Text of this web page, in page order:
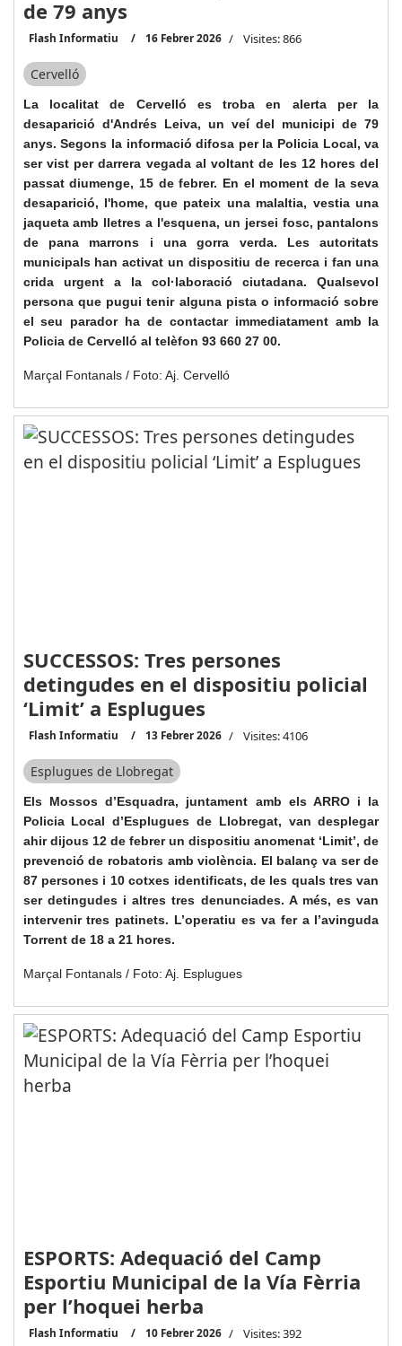
de 79 anys
Flash Informatiu 16 Febrer 2026 Visites: 866
Cervelló
La localitat de Cervelló es troba en alerta per la
desaparició d'Andrés Leiva, un veí del municipi de 79
anys. Segons la informació difosa per la Policia Local, va
ser vist per darrera vegada al voltant de les 12 hores del
passat diumenge, 15 de febrer. En el moment de la seva
desaparició, l'home, que pateix una malaltia, vestia una
jaqueta amb lletres a l'esquena, un jersei fosc, pantalons
de pana marrons i una gorra verda. Les autoritats
municipals han activat un dispositiu de recerca i fan una
crida urgent a la col·laboració ciutadana. Qualsevol
persona que pugui tenir alguna pista o informació sobre
el seu parador ha de contactar immediatament amb la
Policia de Cervelló al telèfon 93 660 27 00.
Marçal Fontanals / Foto: Aj. Cervelló
SUCCESSOS: Tres persones
detingudes en el dispositiu policial
‘Limit’ a Esplugues
Flash Informatiu 13 Febrer 2026 Visites: 4106
Esplugues de Llobregat
Els Mossos d’Esquadra, juntament amb els ARRO i la
Policia Local d’Esplugues de Llobregat, van desplegar
ahir dijous 12 de febrer un dispositiu anomenat ‘Limit’, de
prevenció de robatoris amb violència. El balanç va ser de
87 persones i 10 cotxes identificats, de les quals tres van
ser detingudes i altres tres denunciades. A més, es van
intervenir tres patinets. L’operatiu es va fer a l’avinguda
Torrent de 18 a 21 hores.
Marçal Fontanals / Foto: Aj. Esplugues
ESPORTS: Adequació del Camp
Esportiu Municipal de la Vía Fèrria
per l’hoquei herba
Flash Informatiu 10 Febrer 2026 Visites: 392